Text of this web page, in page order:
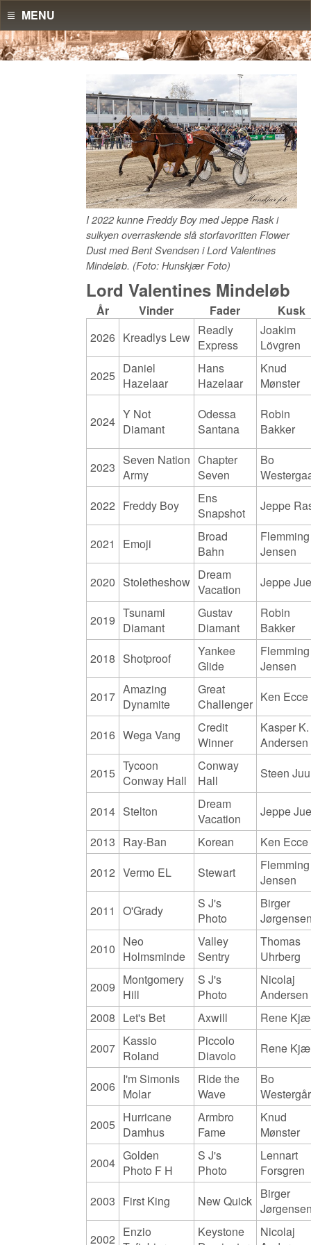
MENU
I 2022 kunne Freddy Boy med Jeppe Rask i
sulkyen overraskende slå storfavoritten Flower
Dust med Bent Svendsen i Lord Valentines
Mindeløb. (Foto: Hunskjær Foto)
Lord Valentines Mindeløb
År Vinder Fader
Kusk
2026 Kreadlys Lew Readly
Express
Joakim
Lövgren
2025 Daniel
Hazelaar
Hans
Hazelaar
Knud
Mønster
2024 Y Not
Diamant
Odessa
Santana
Robin
Bakker
2023 Seven Nation
Army
Chapter
Seven
Bo
2022 Freddy Boy
Ens
Snapshot
Jeppe
2021 Emoji
Broad
Bahn
Flemming
Jensen
2020 Stoletheshow Dream
Vacation
Jeppe
2019 Tsunami
Diamant
Gustav
Diamant
Robin
Bakker
2018 Shotproof
Yankee
Glide
Flemming
Jensen
2017 Amazing
Dynamite
Great
Challenger Ken Ecce
2016 Wega Vang
Credit
Winner
Kasper K.
Andersen
2015 Tycoon
Conway Hall
Conway
Hall
Steen
2014 Stelton
Dream
Vacation
Jeppe
2013 Ray-Ban Korean
Ken Ecce
2012 Vermo EL Stewart
Flemming
Jensen
2011
O'Grady
S J's
Photo
Birger
2010 Neo
Holmsminde
Valley
Sentry
Thomas
Uhrberg
2009 Montgomery
Hill
S J's
Photo
Nicolaj
Andersen
2008 Let's Bet Axwill
Rene
2007 Kassio
Roland
Piccolo
Diavolo
Rene
2006 I'm Simonis
Molar
Ride the
Wave
Bo
2005 Hurricane
Damhus
Armbro
Fame
Knud
Mønster
2004 Golden
Photo F H
S J's
Photo
Lennart
Forsgren
2003 First King New Quick Birger
2002 Enzio
Keystone
Nicolaj